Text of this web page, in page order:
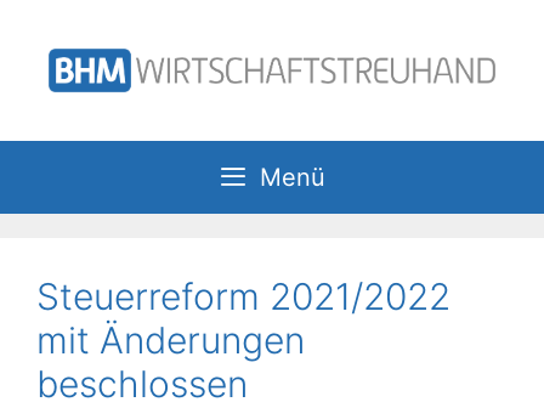
Inhalt
springen
Menü
Steuerreform 2021/2022
mit Änderungen
beschlossen